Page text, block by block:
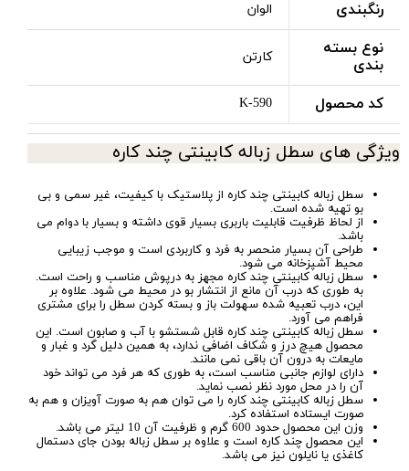
رنگبندی الوان
نوع بسته
بندی
کارتن
کد محصول K-590
ویژگی های سطل زباله کابینتی چند کاره
سطل زباله کابینتی چند کاره از پلاستیک با کیفیت، غیر سمی و بی
بو تهیه شده است.
از لحاظ ظرفیت قابلیت باربری بسیار قوی داشته و بسیار با دوام می
باشد.
طراحی آن بسیار منحصر به فرد و کاربردی است و موجب زیبایی
محیط آشپزخانه می شود.
سطل زباله کابینتی چند کاره مجهز به درپوش مناسب و راحت است.
به طوری که درب آن مانع از انتشار بو در محیط می شود. علاوه بر
این، درب تعبیه شده سهولت باز و بسته کردن سطل را برای مشتری
فراهم می آورد.
سطل زباله کابینتی چند کاره قابل شستشو با آب و صابون است. این
محصول هیچ درز و شکاف اضافی ندارد، به همین دلیل گرد و غبار و
مایعات به درون آن باقی نمی مانند.
دارای لوازم جانبی مناسب است، به طوری که هر فرد می تواند خود
آن را در محل مورد نظر نصب نماید.
سطل زباله کابینتی چند کاره را می توان هم به صورت آویزان و هم به
صورت ایستاده استفاده کرد.
وزن این محصول حدود 600 گرم و ظرفیت آن 10 لیتر می باشد.
این محصول چند کاره است و علاوه بر سطل زباله بودن جای دستمال
کاغذی یا نایلون نیز می باشد.